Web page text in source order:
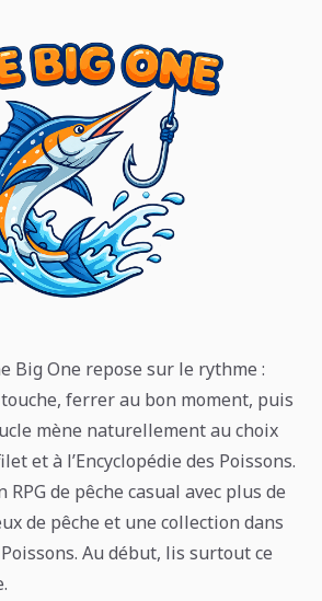
Big One repose sur le rythme :
ferrer au bon moment, puis
mène naturellement au choix
et à l’Encyclopédie des Poissons.
RPG de pêche casual avec plus de
de pêche et une collection dans
Poissons. Au début, lis surtout ce